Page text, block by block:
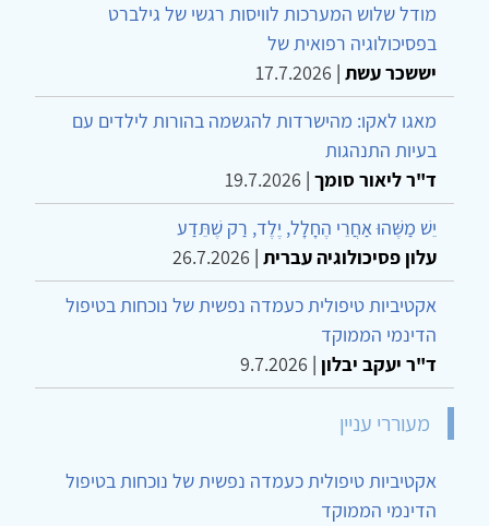
מודל שלוש המערכות לוויסות רגשי של גילברט
בפסיכולוגיה רפואית של
יששכר עשת |
17.7.2026
מאגו לאקו: מהישרדות להגשמה בהורות לילדים עם
בעיות התנהגות
ד"ר ליאור סומך |
19.7.2026
יֵשׁ מַשֶּׁהוּ אַחֲרֵי הֶחָלָל, יֶלֶד, רַק שֶׁתֵּדַע
עלון פסיכולוגיה עברית |
26.7.2026
אקטיביות טיפולית כעמדה נפשית של נוכחות בטיפול
הדינמי הממוקד
ד"ר יעקב יבלון |
9.7.2026
מעוררי עניין
אקטיביות טיפולית כעמדה נפשית של נוכחות בטיפול
הדינמי הממוקד